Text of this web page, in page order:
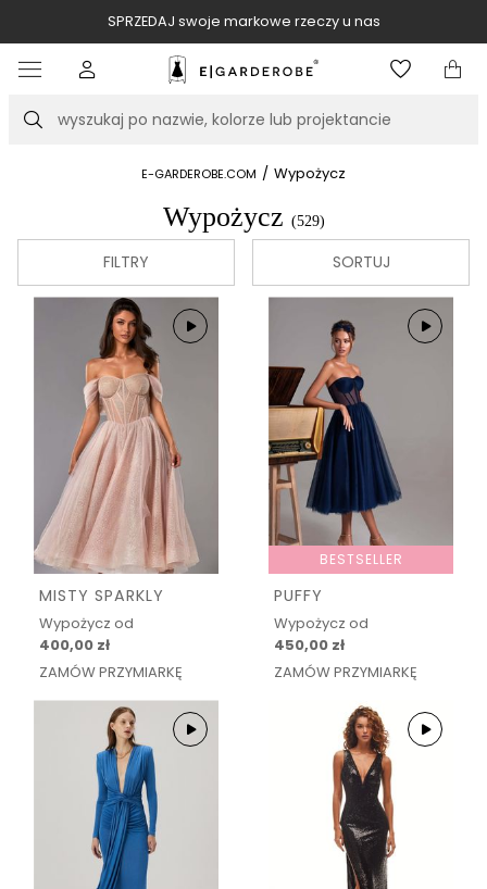
SPRZEDAJ swoje markowe rzeczy u nas
Szukaj
E-GARDEROBE.COM / Wypożycz
Wypożycz (529)
FILTRY SORTUJ
MISTY SPARKLY
Wypożycz od
400,00 zł
ZAMÓW PRZYMIARKĘ
BESTSELLER
PUFFY
Wypożycz od
450,00 zł
ZAMÓW PRZYMIARKĘ